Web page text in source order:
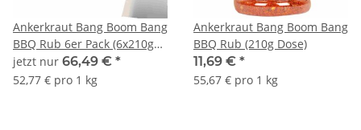
Ankerkraut Bang Boom Bang
BBQ Rub 6er Pack (6x210g
Dose) + usy Block
jetzt nur 66,49 € *
52,77 € pro 1 kg
Ankerkraut Bang Boom Bang
BBQ Rub (210g Dose)
11,69 € *
55,67 € pro 1 kg